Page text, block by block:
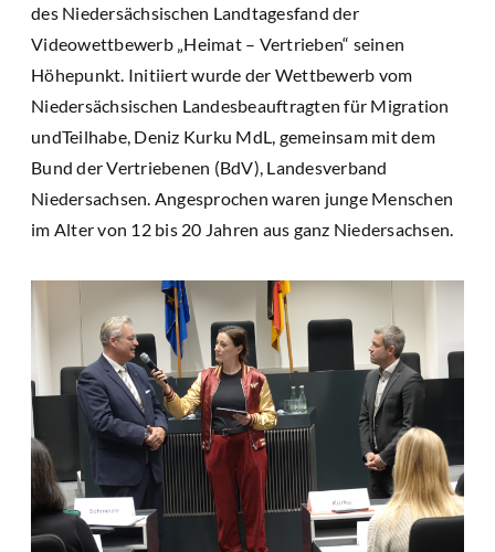
des Niedersächsischen Landtagesfand der
Videowettbewerb „Heimat – Vertrieben“ seinen
Höhepunkt. Initiiert wurde der Wettbewerb vom
Niedersächsischen Landesbeauftragten für Migration
undTeilhabe, Deniz Kurku MdL, gemeinsam mit dem
Bund der Vertriebenen (BdV), Landesverband
Niedersachsen. Angesprochen waren junge Menschen
im Alter von 12 bis 20 Jahren aus ganz Niedersachsen.